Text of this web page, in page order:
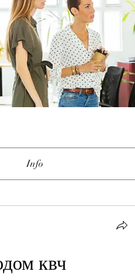
Info
квч